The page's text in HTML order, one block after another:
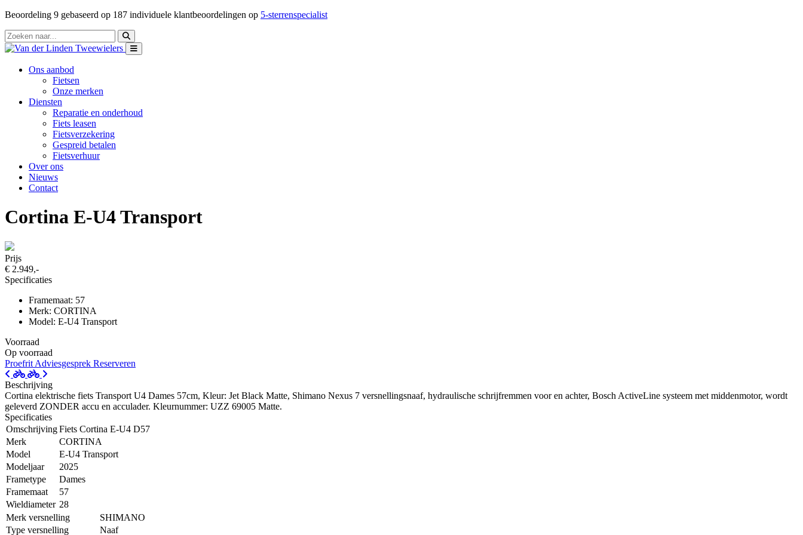
Beoordeling 9 gebaseerd op 187 individuele klantbeoordelingen op 5-sterrenspecialist
Ons aanbod
Fietsen
Onze merken
Diensten
Reparatie en onderhoud
Fiets leasen
Fietsverzekering
Gespreid betalen
Fietsverhuur
Over ons
Nieuws
Contact
Cortina E-U4 Transport
Prijs
€ 2.949,-
Specificaties
Framemaat: 57
Merk: CORTINA
Model: E-U4 Transport
Voorraad
Op voorraad
Proefrit Adviesgesprek Reserveren
Beschrijving
Cortina elektrische fiets Transport U4 Dames 57cm, Kleur: Jet Black Matte, Shimano Nexus 7 versnellingsnaaf, hydraulische schrijfremmen voor en achter, Bosch ActiveLine systeem met middenmotor, wordt
geleverd ZONDER accu en acculader. Kleurnummer: UZZ 69005 Matte.
Specificaties
OmschrijvingFiets Cortina E-U4 D57
Merk
CORTINA
Model
E-U4 Transport
Modeljaar
2025
Frametype
Dames
Framemaat
57
Wieldiameter 28
Merk versnelling
SHIMANO
Type versnelling
Naaf